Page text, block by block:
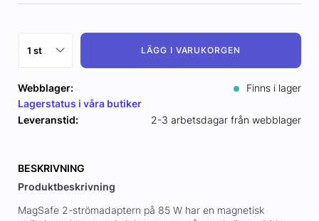
LÄGG I VARUKORGEN
Webblager:
Finns i lager
Lagerstatus i våra butiker
Leveranstid:
2-3 arbetsdagar från webblager
BESKRIVNING
Produktbeskrivning
MagSafe 2-strömadaptern på 85 W har en magnetisk